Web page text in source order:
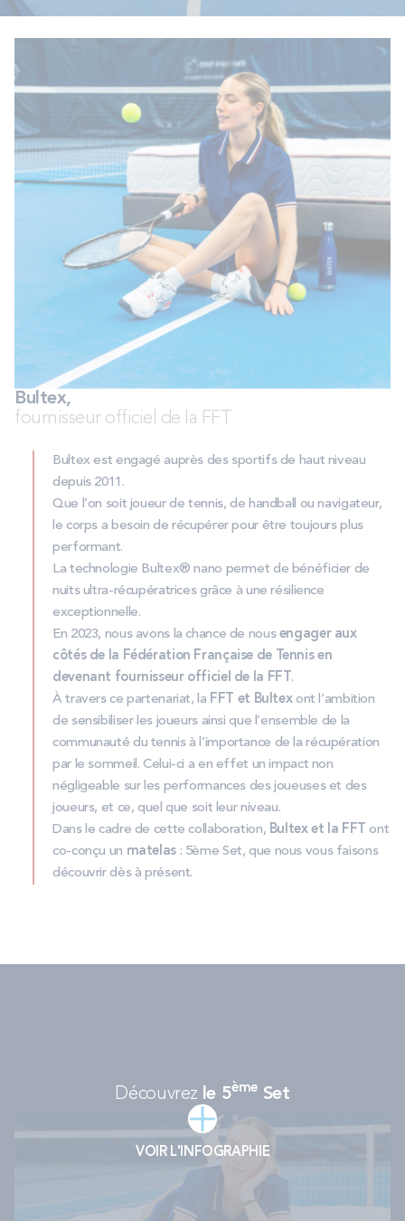
Technologie bultex
Nos engagements
Storelocator
ContactMon compte
Bultex,
fournisseur officiel de la FFT
Bultex est engagé auprès des sportifs de haut niveau
depuis 2011.
Que l’on soit joueur de tennis, de handball ou navigateur,
le corps a besoin de récupérer pour être toujours plus
performant.
La technologie Bultex® nano permet de bénéficier de
nuits ultra-récupératrices grâce à une résilience
exceptionnelle.
En 2023, nous avons la chance de nous engager aux
côtés de la Fédération Française de Tennis en
devenant fournisseur officiel de la FFT .
À travers ce partenariat, la FFT et Bultexont l’ambition
de sensibiliser les joueurs ainsi que l’ensemble de la
communauté du tennis à l’importance de la récupération
par le sommeil. Celui-ci a en effet un impact non
négligeable sur les performances des joueuses et des
joueurs, et ce, quel que soit leur niveau.
Dans le cadre de cette collaboration, Bultex et la FFT ont
co-conçu un matelas : 5ème Set, que nous vous faisons
découvrir dès à présent.
Découvrez le 5ème Set
VOIR L'INFOGRAPHIE